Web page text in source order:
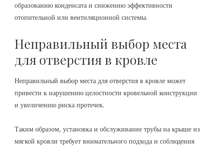
образованию конденсата и снижению эффективности
отопительной или вентиляционной системы.
Неправильный выбор места
для отверстия в кровле
Неправильный выбор места для отверстия в кровле может
привести к нарушению целостности кровельной конструкции
и увеличению риска протечек.
Таким образом, установка и обслуживание трубы на крыше из
мягкой кровли требует внимательного подхода и соблюдения